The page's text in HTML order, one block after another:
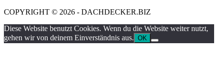
COPYRIGHT © 2026 - DACHDECKER.BIZ
Diese Website benutzt Cookies. Wenn du die Website weiter nutzt,
gehen wir von deinem Einverständnis aus. OK